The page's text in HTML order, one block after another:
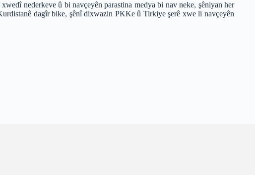
nederkeve û bi navçeyên parastina medya bi nav neke, şêniyan her
dagîr bike, şênî dixwazin PKKe û Tirkiye şerê xwe li navçeyên